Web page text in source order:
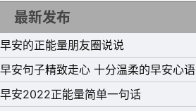
最新发布
早安的正能量朋友圈说说
早安句子精致走心 十分温柔的早安心语
早安2022正能量简单一句话